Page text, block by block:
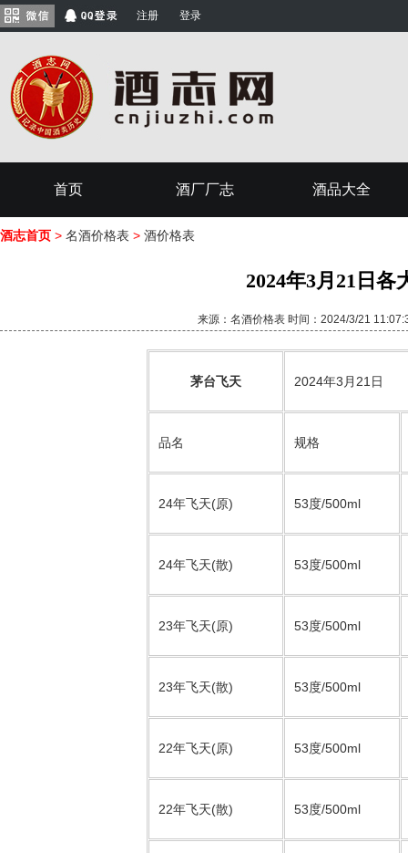
注册 登录
首页 酒厂厂志 酒品大全
酒志首页 > 名酒价格表 > 酒价格表
2024年3月21日各
来源：名酒价格表 时间：2024/3/21
茅台飞天 2024年3月21日
品名 规格
24年飞天(原) 53度/500ml
24年飞天(散) 53度/500ml
23年飞天(原) 53度/500ml
23年飞天(散) 53度/500ml
22年飞天(原) 53度/500ml
22年飞天(散) 53度/500ml